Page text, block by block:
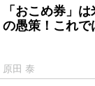
「おこめ券」
の愚策！これ
原田 泰